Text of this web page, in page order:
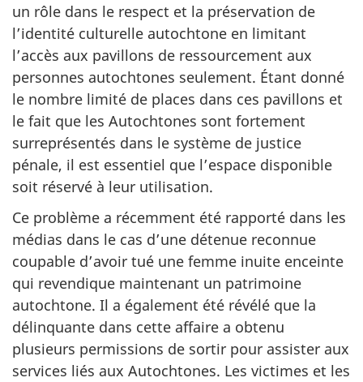
un rôle dans le respect et la préservation de
l’identité culturelle autochtone en limitant
l’accès aux pavillons de ressourcement aux
personnes autochtones seulement. Étant donné
le nombre limité de places dans ces pavillons et
le fait que les Autochtones sont fortement
surreprésentés dans le système de justice
pénale, il est essentiel que l’espace disponible
soit réservé à leur utilisation.
Ce problème a récemment été rapporté dans les
médias dans le cas d’une détenue reconnue
coupable d’avoir tué une femme inuite enceinte
qui revendique maintenant un patrimoine
autochtone. Il a également été révélé que la
délinquante dans cette affaire a obtenu
plusieurs permissions de sortir pour assister aux
services liés aux Autochtones. Les victimes et les